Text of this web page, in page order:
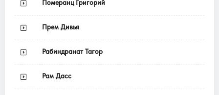
Померанц Григорий
Прем Дивья
Рабиндранат Тагор
Рам Дасс